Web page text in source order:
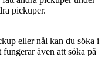
pickuper.
eller nål kan du söka i
även att söka på